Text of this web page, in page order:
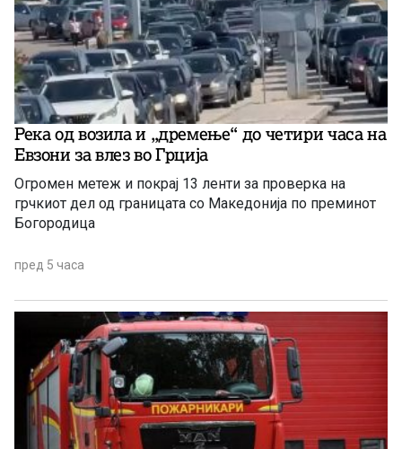
Река од возила и „дремење“ до четири часа на
Евзони за влез во Грција
Огромен метеж и покрај 13 ленти за проверка на
грчкиот дел од границата со Македонија по преминот
Богородица
пред 5 часа